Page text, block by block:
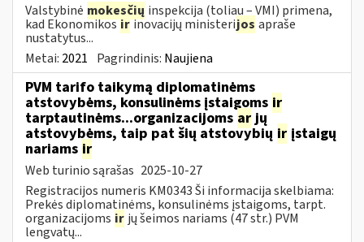
Valstybinė mokesčių inspekcija (toliau – VMI) primena,
kad Ekonomikosirinovacijų ministerijos apraše
nustatytus...
Metai: 2021 Pagrindinis: Naujiena
PVM tarifo taikymą diplomatinėms
atstovybėms, konsulinėms įstaigoms ir
tarptautinėms...organizacijoms arjų
atstovybėms, taip pat šių atstovybių ir įstaigų
nariams ir
Web turinio sąrašas 2025-10-27
Registracijos numeris KM0343 Ši informacija skelbiama:
Prekės diplomatinėms, konsulinėms įstaigoms, tarpt.
organizacijoms ir jų šeimos nariams (47 str.) PVM
lengvatų...